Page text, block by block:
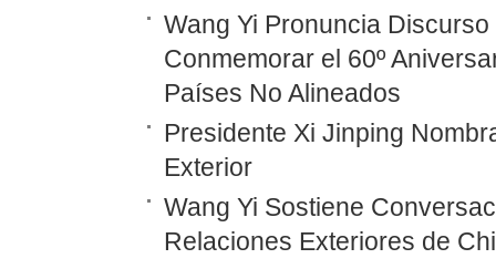
Wang Yi Pronuncia
Conmemorar el 60º
Países No Alineados
Presidente Xi Jinping
Exterior
Wang Yi Sostiene
Relaciones Exteriores de